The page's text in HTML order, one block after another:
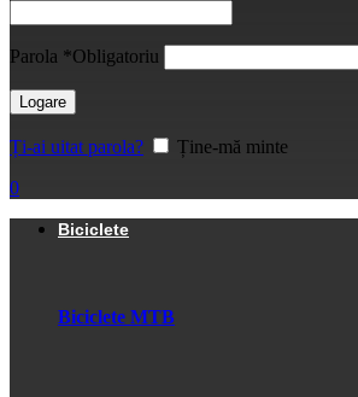
Parola *Obligatoriu
Logare
Ți-ai uitat parola?
Ține-mă minte
0
Biciclete
Biciclete MTB